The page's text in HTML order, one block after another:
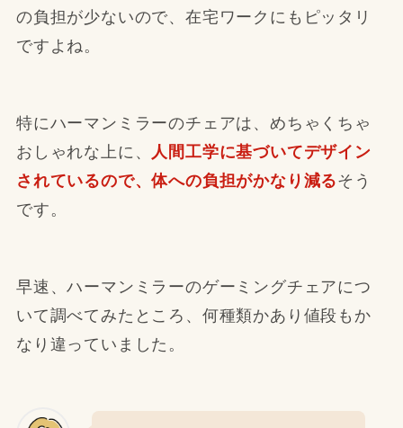
の負担が少ないので、在宅ワークにもピッタリ
ですよね。
特にハーマンミラーのチェアは、めちゃくちゃ
おしゃれな上に、 人間工学に基づいてデザイン
されているので、体への負担がかなり減るそう
です。
早速、ハーマンミラーのゲーミングチェアにつ
いて調べてみたところ、何種類かあり値段もか
なり違っていました。